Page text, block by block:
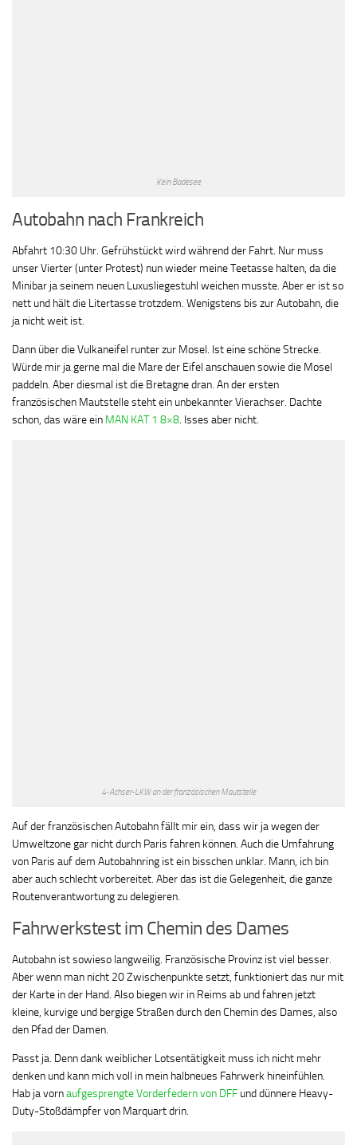
Kein Badesee
Autobahn nach Frankreich
Abfahrt 10:30 Uhr. Gefrühstückt wird während der Fahrt. Nur muss
unser Vierter (unter Protest) nun wieder meine Teetasse halten, da die
Minibar ja seinem neuen Luxusliegestuhl weichen musste. Aber er ist so
nett und hält die Litertasse trotzdem. Wenigstens bis zur Autobahn, die
ja nicht weit ist.
Dann über die Vulkaneifel runter zur Mosel. Ist eine schöne Strecke.
Würde mir ja gerne mal die Mare der Eifel anschauen sowie die Mosel
paddeln. Aber diesmal ist die Bretagne dran. An der ersten
französischen Mautstelle steht ein unbekannter Vierachser. Dachte
schon, das wäre ein MAN KAT 1 8×8. Isses aber nicht.
4-Achser-LKW an der französischen Mautstelle
Auf der französischen Autobahn fällt mir ein, dass wir ja wegen der
Umweltzone gar nicht durch Paris fahren können. Auch die Umfahrung
von Paris auf dem Autobahnring ist ein bisschen unklar. Mann, ich bin
aber auch schlecht vorbereitet. Aber das ist die Gelegenheit, die ganze
Routenverantwortung zu delegieren.
Fahrwerkstest im Chemin des Dames
Autobahn ist sowieso langweilig. Französische Provinz ist viel besser.
Aber wenn man nicht 20 Zwischenpunkte setzt, funktioniert das nur mit
der Karte in der Hand. Also biegen wir in Reims ab und fahren jetzt
kleine, kurvige und bergige Straßen durch den Chemin des Dames, also
den Pfad der Damen.
Passt ja. Denn dank weiblicher Lotsentätigkeit muss ich nicht mehr
denken und kann mich voll in mein halbneues Fahrwerk hineinfühlen.
Hab ja vornaufgesprengte Vorderfedern von DFF und dünnere Heavy-
Duty-Stoßdämpfer von Marquart drin.